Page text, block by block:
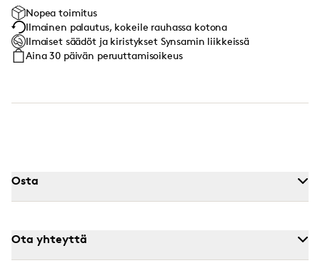
Nopea toimitus
Ilmainen palautus, kokeile rauhassa kotona
Ilmaiset säädöt ja kiristykset Synsamin liikkeissä
Aina 30 päivän peruuttamisoikeus
Osta
Ota yhteyttä